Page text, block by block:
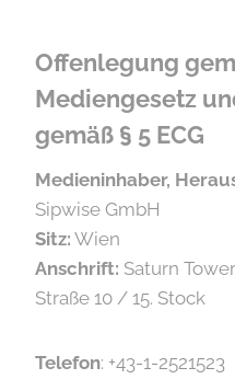
Offenlegung
Mediengesetz
gemäß § 5 ECG
Medieninhaber,
Sipwise GmbH
Sitz: Wien
Anschrift: Saturn
Straße 10 / 15. Stock
Telefon: +43-1-2521523